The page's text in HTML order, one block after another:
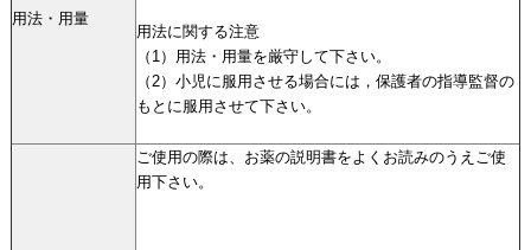
用法・用量
用法に関する注意
（1）用法・用量を厳守して下さい。
（2）小児に服用させる場合には，保護者の指導監督の
もとに服用させて下さい。
ご使用の際は、お薬の説明書をよくお読みのうえご使
用下さい。